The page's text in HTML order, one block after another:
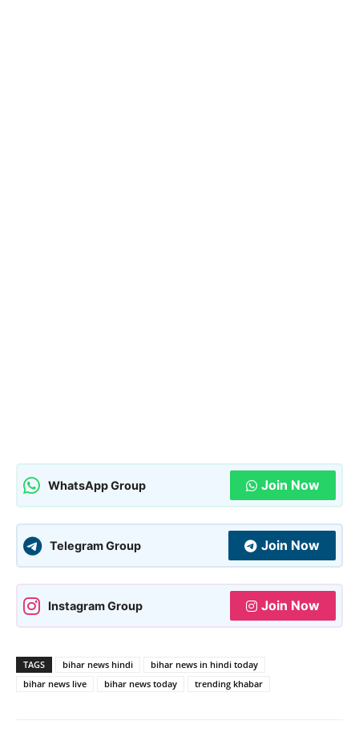
WhatsApp Group Join Now
Telegram Group Join Now
Instagram Group Join Now
TAGS bihar news hindi
bihar news in hindi today
bihar news live
bihar news today trending khabar